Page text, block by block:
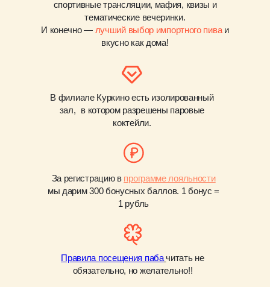
спортивные трансляции, мафия, квизы и
тематические вечеринки.
И конечно — лучший выбор импортного пиваи
вкусно как дома!
В филиале Куркино есть изолированный
зал, в котором разрешены паровые
коктейли.
За регистрацию в программе лояльности
мы дарим 300 бонусных баллов. 1 бонус =
1 рубль
Правила посещения паба читать не
обязательно, но желательно!!